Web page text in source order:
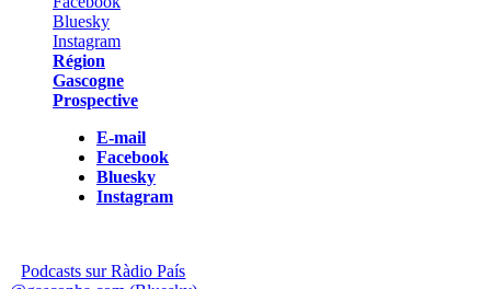
Région
Gascogne
Prospective
E-mail
Facebook
Bluesky
Instagram
Podcasts sur Ràdio País